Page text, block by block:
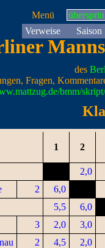
Menü
Verweise
Saison
des
Fragen,
bmm/
1 2
2,0
2
6,0
5,5
6,0
3 2,0
3,0
2 4,5
2,0